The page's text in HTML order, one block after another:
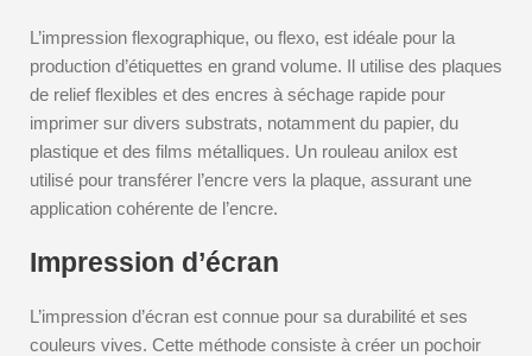
L’impression flexographique, ou flexo, est idéale pour la
production d’étiquettes en grand volume. Il utilise des plaques
de relief flexibles et des encres à séchage rapide pour
imprimer sur divers substrats, notamment du papier, du
plastique et des films métalliques. Un rouleau anilox est
utilisé pour transférer l’encre vers la plaque, assurant une
application cohérente de l’encre.
Impression d’écran
L’impression d’écran est connue pour sa durabilité et ses
couleurs vives. Cette méthode consiste à créer un pochoir